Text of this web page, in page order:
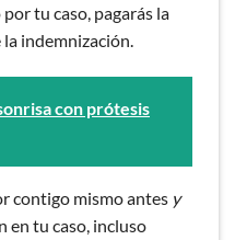
tu caso, pagarás la
indemnización.
con prótesis
contigo mismo antes y
en tu caso, incluso